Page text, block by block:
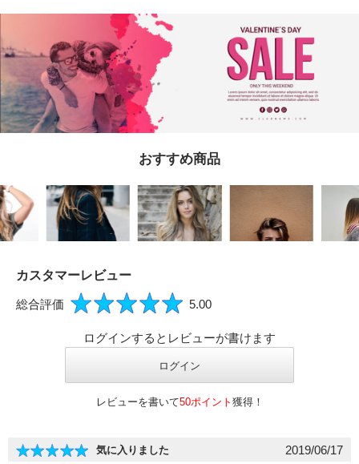
必須
Eメール
プライバシーポリシーをご確認ください。
おすすめ商品
カスタマーレビュー
総合評価 5.00
ログインするとレビューが書けます
レビューを書いて50ポイント 獲得！
気に入りました 2019/06/17